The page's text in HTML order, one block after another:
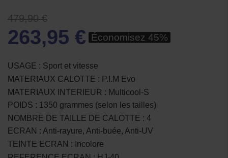
479,90 €
263,95 € Économisez 45%
USAGE : Sport et vitesse
MATERIAUX CALOTTE : P.I.M Evo
MATERIAUX INTERIEUR : Multicool-S
POIDS : 1350 grammes (selon les tailles)
NOMBRE DE TAILLE DE CALOTTE : 4
ECRAN : Anti-rayure, Anti-buée, Anti-UV
TEINTE ECRAN : Incolore